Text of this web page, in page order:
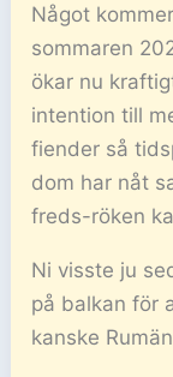
Något
sommaren
ökar nu
intention till
fiender så
dom har nåt
freds-röken
Ni visste ju
på balkan för
kanske